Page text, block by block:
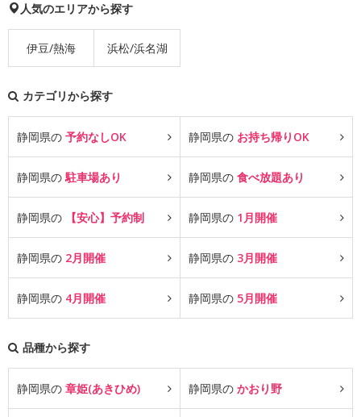
人気のエリアから探す
伊豆/熱海 浜松/浜名湖
カテゴリから探す
静岡県の 予約なしOK 静岡県の お持ち帰りOK
静岡県の駐車場あり 静岡県の 食べ放題あり
静岡県の 【安心】予約制 静岡県の 1月開催
静岡県の 2月開催 静岡県の 3月開催
静岡県の 4月開催 静岡県の 5月開催
品種から探す
静岡県の 章姫(あきひめ) 静岡県の かおり野